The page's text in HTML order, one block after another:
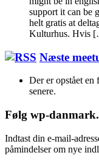
support it can be
helt gratis at
Kulturhus. Hvis
Næste
Der er opstået en
senere.
Følg wp-
Indtast din e-mail-
påmindelser om nye